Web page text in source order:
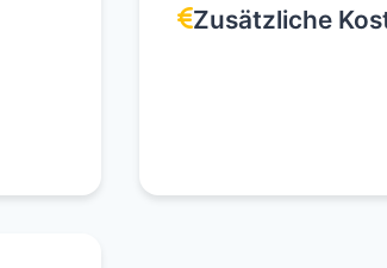
Zusätzliche